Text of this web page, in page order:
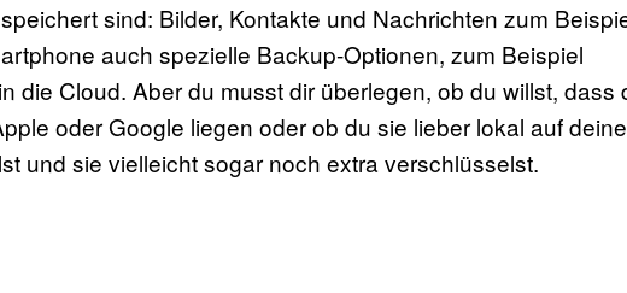
sind: Bilder, Kontakte und Nachrichten zum
auch spezielle Backup-Optionen, zum Beispiel
die Cloud. Aber du musst dir überlegen, ob du willst, dass
oder Google liegen oder ob du sie lieber lokal auf
und sie vielleicht sogar noch extra verschlüsselst.